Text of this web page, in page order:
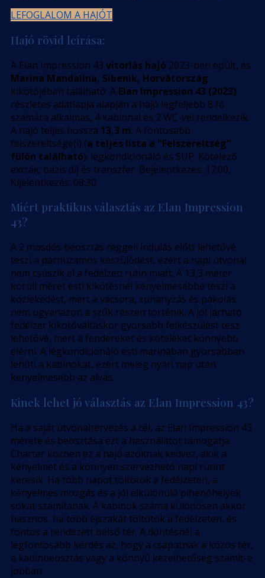
LEFOGLALOM A HAJÓT
Hajó rövid leírása:
A Elan Impression 43 vitorlás hajó 2023-ben épült, és
Marina Mandalina, Sibenik, Horvátország
kikötőjében található. A Elan Impression 43 (2023)
részletes adatlapja alapján a hajó legfeljebb 8 fő
számára alkalmas, 4 kabinnal és 2 WC-vel rendelkezik.
A hajó teljes hossza 13,3 m. A fontosabb
felszereltsége(i) (a teljes lista a "Felszereltség"
fülön található): légkondicionáló és SUP. Kötelező
extrák: bázis díj és transzfer. Bejelentkezés: 17:00,
Kijelentkezés: 08:30.
Miért praktikus választás az Elan Impression
43?
A 2 mosdós beosztás reggeli indulás előtt lehetővé
teszi a párhuzamos készülődést, ezért a napi útvonal
nem csúszik el a fedélzeti rutin miatt. A 13,3 méter
körüli méret esti kikötésnél kényelmesebbé teszi a
közlekedést, mert a vacsora, zuhanyzás és pakolás
nem ugyanazon a szűk részen történik. A jól járható
fedélzet kikötőváltáskor gyorsabb felkészülést tesz
lehetővé, mert a fendereket és köteleket könnyebb
elérni. A légkondicionáló esti marinában gyorsabban
lehűti a kabinokat, ezért meleg nyári nap után
kényelmesebb az alvás.
Kinek lehet jó választás az Elan Impression 43?
Ha a saját útvonaltervezés a cél, az Elan Impression 43
mérete és beosztása ezt a használatot támogatja.
Charter közben ez a hajó azoknak kedvez, akik a
kényelmet és a könnyen szervezhető napi rutint
keresik. Ha több napot töltötök a fedélzeten, a
kényelmes mozgás és a jól elkülönülő pihenőhelyek
sokat számítanak. A kabinok száma különösen akkor
hasznos, ha több éjszakát töltötök a fedélzeten, és
fontos a rendezett belső tér. A döntésnél a
legfontosabb kérdés az, hogy a csapatnak a közös tér,
a kabinbeosztás vagy a könnyű kezelhetőség számít-e
jobban.